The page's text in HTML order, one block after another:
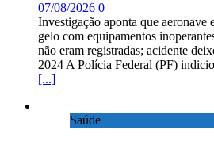
07/08/2026 0
Investigação aponta que aeronave
gelo com equipamentos
não eram registradas; acidente
2024 A Polícia Federal (PF)
[...]
Saúde